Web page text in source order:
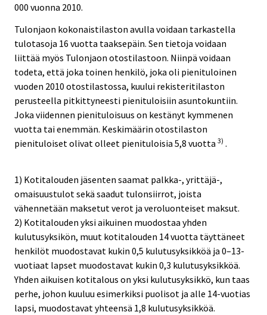
000 vuonna 2010.
Tulonjaon kokonaistilaston avulla voidaan tarkastella
tulotasoja 16 vuotta taaksepäin. Sen tietoja voidaan
liittää myös Tulonjaon otostilastoon. Niinpä voidaan
todeta, että joka toinen henkilö, joka oli pienituloinen
vuoden 2010 otostilastossa, kuului rekisteritilaston
perusteella pitkittyneesti pienituloisiin asuntokuntiin.
Joka viidennen pienituloisuus on kestänyt kymmenen
vuotta tai enemmän. Keskimäärin otostilaston
pienituloiset olivat olleet pienituloisia 5,8 vuotta 3) .
1) Kotitalouden jäsenten saamat palkka-, yrittäjä-,
omaisuustulot sekä saadut tulonsiirrot, joista
vähennetään maksetut verot ja veroluonteiset maksut.
2) Kotitalouden yksi aikuinen muodostaa yhden
kulutusyksikön, muut kotitalouden 14 vuotta täyttäneet
henkilöt muodostavat kukin 0,5 kulutusyksikköä ja 0–13-
vuotiaat lapset muodostavat kukin 0,3 kulutusyksikköä.
Yhden aikuisen kotitalous on yksi kulutusyksikkö, kun taas
perhe, johon kuuluu esimerkiksi puolisot ja alle 14-vuotias
lapsi, muodostavat yhteensä 1,8 kulutusyksikköä.